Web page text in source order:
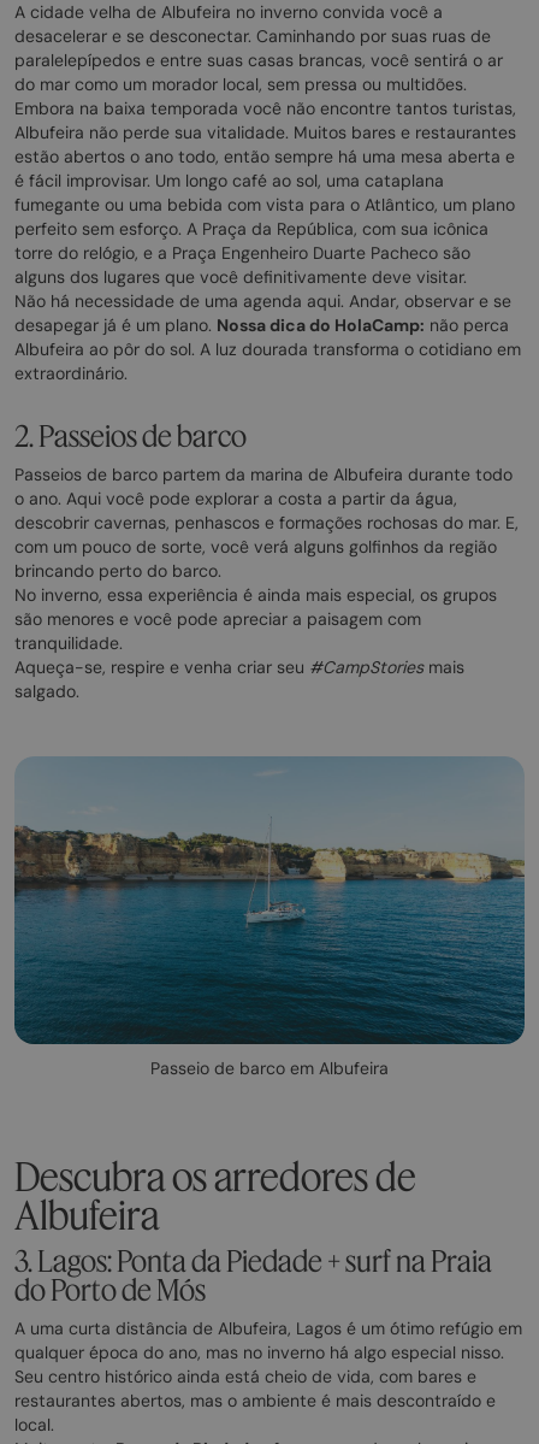
A cidade velha de Albufeira no inverno convida você a
desacelerar e se desconectar. Caminhando por suas ruas de
paralelepípedos e entre suas casas brancas, você sentirá o ar
do mar como um morador local, sem pressa ou multidões.
Embora na baixa temporada você não encontre tantos turistas,
Albufeira não perde sua vitalidade. Muitos bares e restaurantes
estão abertos o ano todo, então sempre há uma mesa aberta e
é fácil improvisar. Um longo café ao sol, uma cataplana
fumegante ou uma bebida com vista para o Atlântico, um plano
perfeito sem esforço. A Praça da República, com sua icônica
torre do relógio, e a Praça Engenheiro Duarte Pacheco são
alguns dos lugares que você definitivamente deve visitar.
Não há necessidade de uma agenda aqui. Andar, observar e se
desapegar já é um plano. Nossa dica do HolaCamp: não perca
Albufeira ao pôr do sol. A luz dourada transforma o cotidiano em
extraordinário.
2. Passeios de barco
Passeios de barco partem da marina de Albufeira durante todo
o ano. Aqui você pode explorar a costa a partir da água,
descobrir cavernas, penhascos e formações rochosas do mar. E,
com um pouco de sorte, você verá alguns golfinhos da região
brincando perto do barco.
No inverno, essa experiência é ainda mais especial, os grupos
são menores e você pode apreciar a paisagem com
tranquilidade.
Aqueça-se, respire e venha criar seu #CampStories mais
salgado.
Passeio de barco em Albufeira
Descubra os arredores de
Albufeira
3. Lagos: Ponta da Piedade + surf na Praia
do Porto de Mós
A uma curta distância de Albufeira, Lagos é um ótimo refúgio em
qualquer época do ano, mas no inverno há algo especial nisso.
Seu centro histórico ainda está cheio de vida, com bares e
restaurantes abertos, mas o ambiente é mais descontraído e
local.